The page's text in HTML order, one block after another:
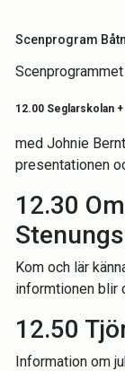
Scenprogram
12.00 Seglarskolan
med Johnie
presentationen
12.30
Kom och lär
informtionen blir
12.50
Information om